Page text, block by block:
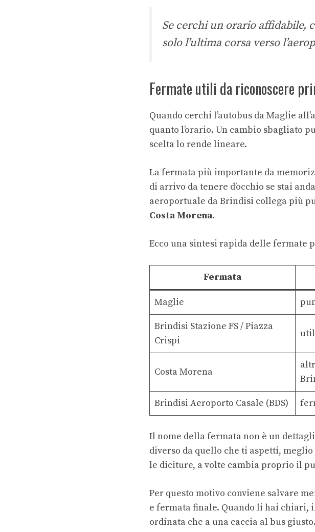
Se cerchi un orario affidabile,
solo l’ultima corsa verso
Fermate utili da riconoscere
Quando cerchi l’autobus da Maglie
quanto l’orario. Un cambio sbagliato
scelta lo rende lineare.
La fermata più importante da
di arrivo da tenere d’occhio se stai
aeroportuale da Brindisi collega più
Costa Morena.
Ecco una sintesi rapida delle fermate
Fermata
Maglie
Brindisi Stazione FS / Piazza
Crispi
Costa Morena
Brindisi Aeroporto Casale (BDS)
Il nome della fermata non è un
diverso da quello che ti aspetti,
le diciture, a volte cambia proprio il
Per questo motivo conviene salvare
e fermata finale. Quando li hai chiari,
ordinata che a una caccia al bus giusto.